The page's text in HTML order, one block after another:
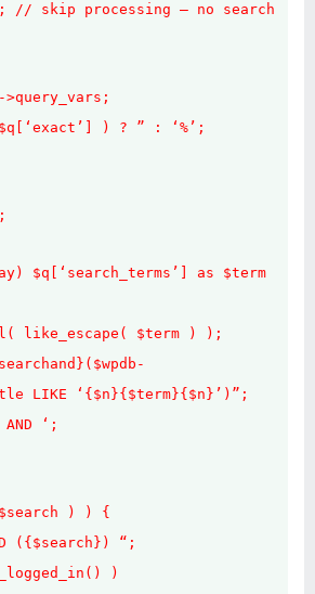
// skip processing – no search
>query_vars;
) ? ” : ‘%’;
$q[‘search_terms’] as $term
like_escape( $term ) );
LIKE ‘{$n}{$term}{$n}’)”;
‘;
) ) {
({$search}) “;
)